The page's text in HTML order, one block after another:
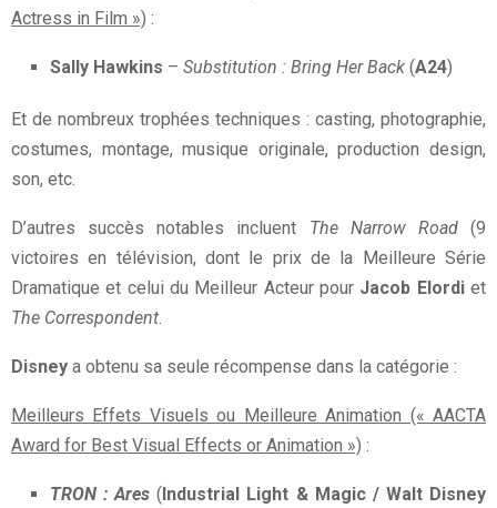
Actress in Film ») :
Sally Hawkins – Substitution : Bring Her Back (A24)
Et de nombreux trophées techniques : casting, photographie,
costumes, montage, musique originale, production design,
son, etc.
D’autres succès notables incluent The Narrow Road(9
victoires en télévision, dont le prix de la Meilleure Série
Dramatique et celui du Meilleur Acteur pour Jacob Elordiet
The Correspondent
Disney a obtenu sa seule récompense dans la catégorie :
Meilleurs Effets Visuels ou Meilleure Animation (« AACTA
Award for Best Visual Effects or Animation ») :
TRON : Ares (Industrial Light & Magic / Walt Disney